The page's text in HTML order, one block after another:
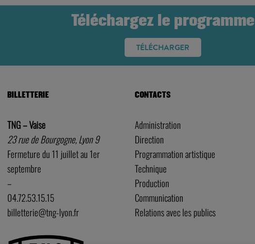
Téléchargez le programme
TÉLÉCHARGER
BILLETTERIE
TNG – Vaise
23 rue de Bourgogne, Lyon 9
Fermeture du 11 juillet au 1er
septembre
–
04.72.53.15.15
billetterie@tng-lyon.fr
CONTACTS
Administration
Direction
Programmation artistique
Technique
Production
Communication
Relations avec les publics